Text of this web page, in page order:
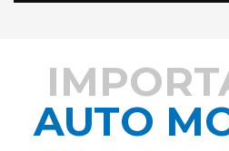
DÉCOUVREZ
AUTO